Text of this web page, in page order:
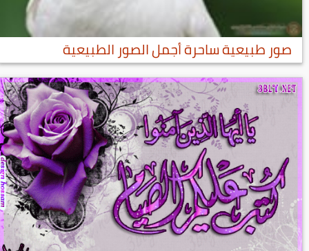
صور طبيعية ساحرة أجمل الصور الطبيعية